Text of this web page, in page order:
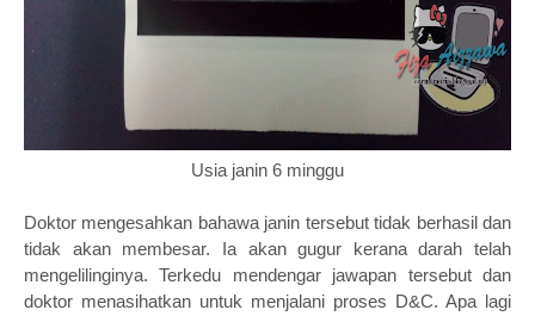
Usia janin 6 minggu
Doktor mengesahkan bahawa janin tersebut tidak berhasil dan
tidak akan membesar. Ia akan gugur kerana darah telah
mengelilinginya. Terkedu mendengar jawapan tersebut dan
doktor menasihatkan untuk menjalani proses D&C. Apa lagi